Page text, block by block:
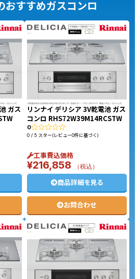
おすすめガスコンロ
ガス
リンナイ デリシア 3V乾電池 ガス
コンロ RHS72W39M14RCSTW
0
0 / 5 スター(レビュー0件に基づく)
工事費込価格
¥216,858 （税込）
商品詳細を見る
お問合わせ